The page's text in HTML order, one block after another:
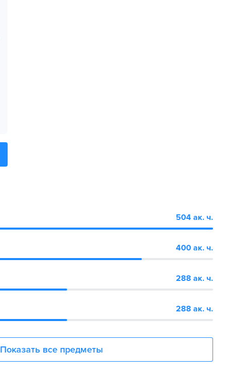
504 ак. ч.
400 ак. ч.
288 ак. ч.
288 ак. ч.
Показать все предметы